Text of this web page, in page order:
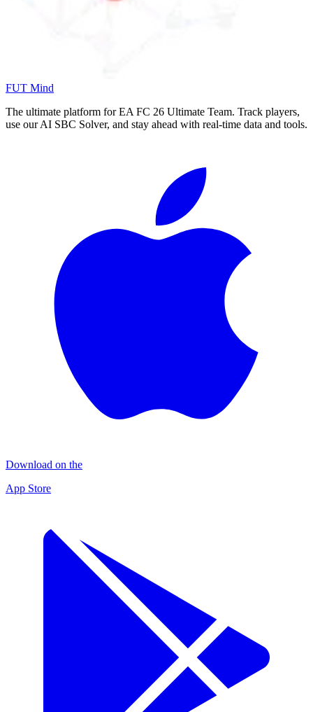
FUT Mind
The ultimate platform for EA FC 26 Ultimate Team. Track players,
use our AI SBC Solver, and stay ahead with real-time data and tools.
Download on the
App Store